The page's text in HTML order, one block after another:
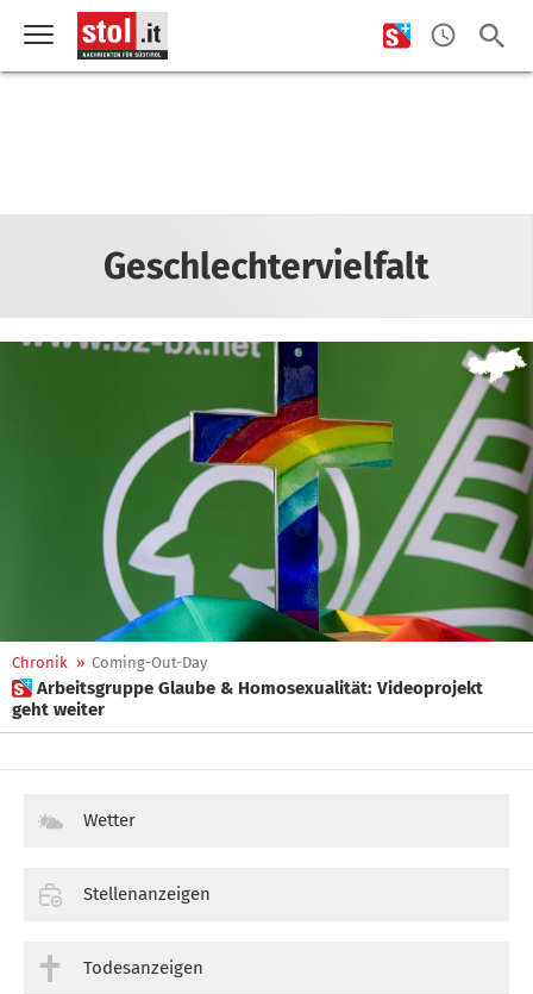
Geschlechtervielfalt
Chronik » Coming-Out-Day
 Arbeitsgruppe Glaube & Homosexualität: Videoprojekt
geht weiter
Wetter
Stellenanzeigen
Todesanzeigen